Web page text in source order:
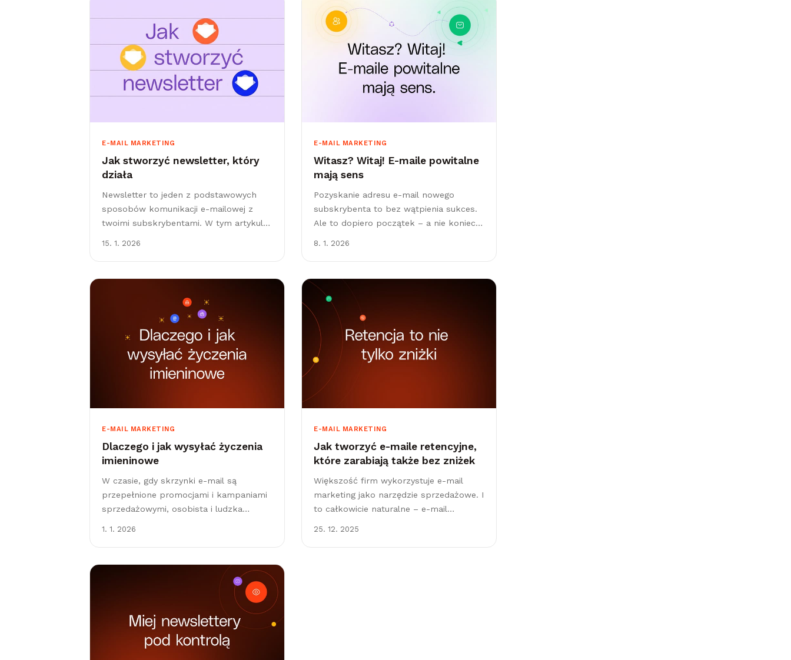
E-MAIL MARKETING
Jak stworzyć newsletter, który
działa
Newsletter to jeden z podstawowych
sposobów komunikacji e-mailowej z
twoimi subskrybentami. W tym artykule
dlaczego...
15. 1. 2026
E-MAIL MARKETING
Witasz? Witaj! E-maile powitalne
mają sens
Pozyskanie adresu e-mail nowego
subskrybenta to bez wątpienia sukces.
Ale to dopiero początek – a nie koniec.
8. 1. 2026
E-MAIL MARKETING
Dlaczego i jak wysyłać życzenia
imieninowe
W czasie, gdy skrzynki e-mail są
przepełnione promocjami i kampaniami
sprzedażowymi, osobista i ludzka
1. 1. 2026
E-MAIL MARKETING
Jak tworzyć e-maile retencyjne,
które zarabiają także bez zniżek
Większość firm wykorzystuje e-mail
marketing jako narzędzie sprzedażowe. I
to całkowicie naturalne – e-mail
25. 12. 2025